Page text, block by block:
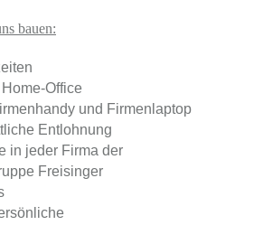
bauen:
Office
und Firmenlaptop
Entlohnung
in jeder Firma der
Freisinger